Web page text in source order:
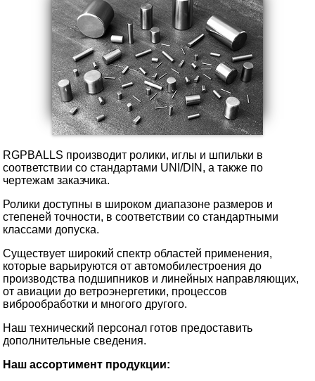
RGPBALLS производит ролики, иглы и шпильки в
соответствии со стандартами UNI/DIN, а также по
чертежам заказчика.
Ролики доступны в широком диапазоне размеров и
степеней точности, в соответствии со стандартными
классами допуска.
Существует широкий спектр областей применения,
которые варьируются от автомобилестроения до
производства подшипников и линейных направляющих,
от авиации до ветроэнергетики, процессов
виброобработки и многого другого.
Наш технический персонал готов предоставить
дополнительные сведения.
Наш ассортимент продукции: